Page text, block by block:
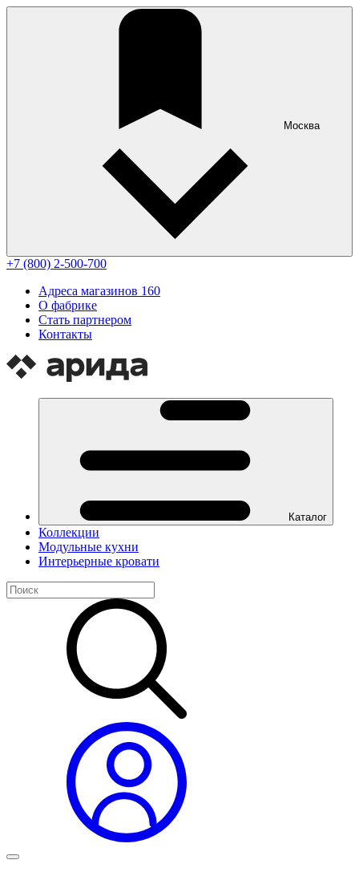
Москва
+7 (800) 2-500-700
Адреса магазинов 160
О фабрике
Стать партнером
Контакты
Каталог
Коллекции
Модульные кухни
Интерьерные кровати